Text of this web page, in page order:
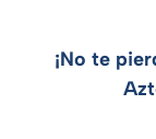
¡No te